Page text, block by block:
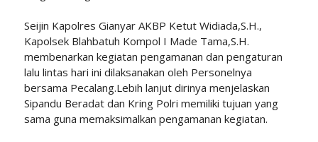
Seijin Kapolres Gianyar AKBP Ketut Widiada,S.H.,
Kapolsek Blahbatuh Kompol I Made Tama,S.H.
membenarkan kegiatan pengamanan dan pengaturan
lalu lintas hari ini dilaksanakan oleh Personelnya
bersama Pecalang.Lebih lanjut dirinya menjelaskan
Sipandu Beradat dan Kring Polri memiliki tujuan yang
sama guna memaksimalkan pengamanan kegiatan.